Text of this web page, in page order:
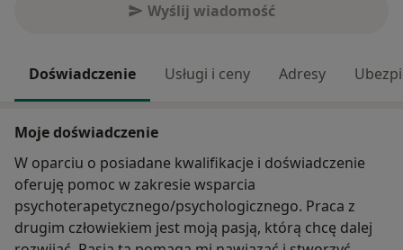
Wyślij wiadomość
Doświadczenie Usługi i ceny Adresy
Moje doświadczenie
W oparciu o posiadane kwalifikacje i doświadczenie
oferuję pomoc w zakresie wsparcia
psychoterapetycznego/psychologicznego. Praca z
drugim człowiekiem jest moją pasją, którą chcę dalej